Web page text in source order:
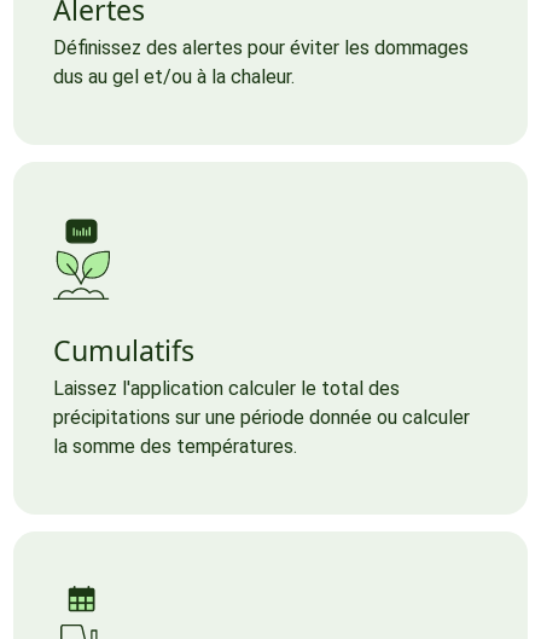
Alertes
Définissez des alertes pour éviter les dommages
dus au gel et/ou à la chaleur.
Cumulatifs
Laissez l'application calculer le total des
précipitations sur une période donnée ou calculer
la somme des températures.